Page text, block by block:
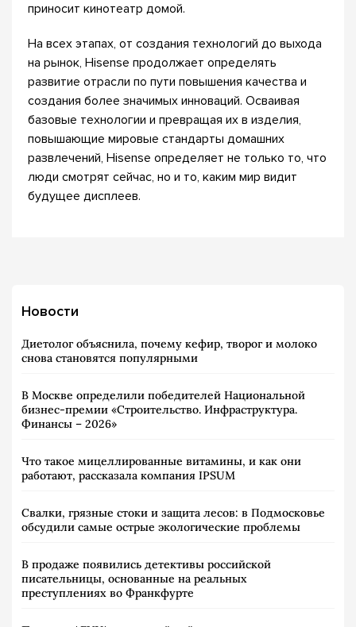
приносит кинотеатр домой.
На всех этапах, от создания технологий до выхода
на рынок, Hisense продолжает определять
развитие отрасли по пути повышения качества и
создания более значимых инноваций. Осваивая
базовые технологии и превращая их в изделия,
повышающие мировые стандарты домашних
развлечений, Hisense определяет не только то, что
люди смотрят сейчас, но и то, каким мир видит
будущее дисплеев.
Новости
Диетолог объяснила, почему кефир, творог и молоко
снова становятся популярными
В Москве определили победителей Национальной
бизнес-премии «Строительство. Инфраструктура.
Финансы – 2026»
Что такое мицеллированные витамины, и как они
работают, рассказала компания IPSUM
Свалки, грязные стоки и защита лесов: в Подмосковье
обсудили самые острые экологические проблемы
В продаже появились детективы российской
писательницы, основанные на реальных
преступлениях во Франкфурте